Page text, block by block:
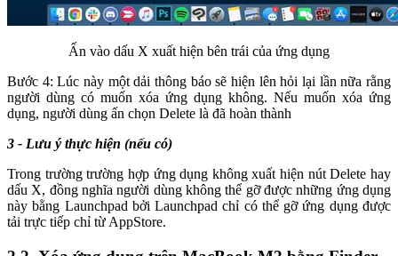
Ấn vào dấu X xuất hiện bên trái của ứng dụng
Bước 4: Lúc này một dải thông báo sẽ hiện lên hỏi lại lần nữa rằng
người dùng có muốn xóa ứng dụng không. Nếu muốn xóa ứng
dụng, người dùng ấn chọn Delete là đã hoàn thành
3 - Lưu ý thực hiện (nếu có)
Trong trường trường hợp ứng dụng không xuất hiện nút Delete hay
dấu X, đồng nghĩa người dùng không thể gỡ được những ứng dụng
này bằng Launchpad bởi Launchpad chỉ có thể gỡ ứng dụng được
tải trực tiếp chỉ từ AppStore.